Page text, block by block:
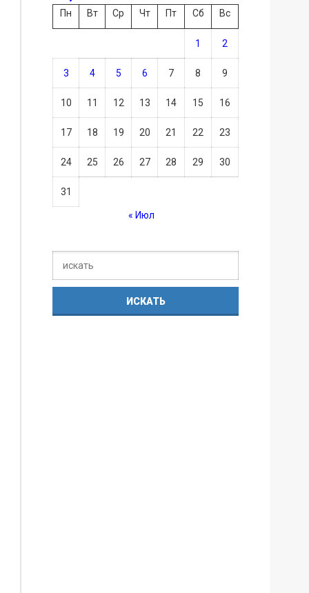
Пн
Вт Ср Чт Пт Сб Вс
1 2
3 4 5 6 7 8 9
10 11 12 13 14 15 16
17 18 19 20 21 22 23
24 25 26 27 28 29 30
31
« Июл